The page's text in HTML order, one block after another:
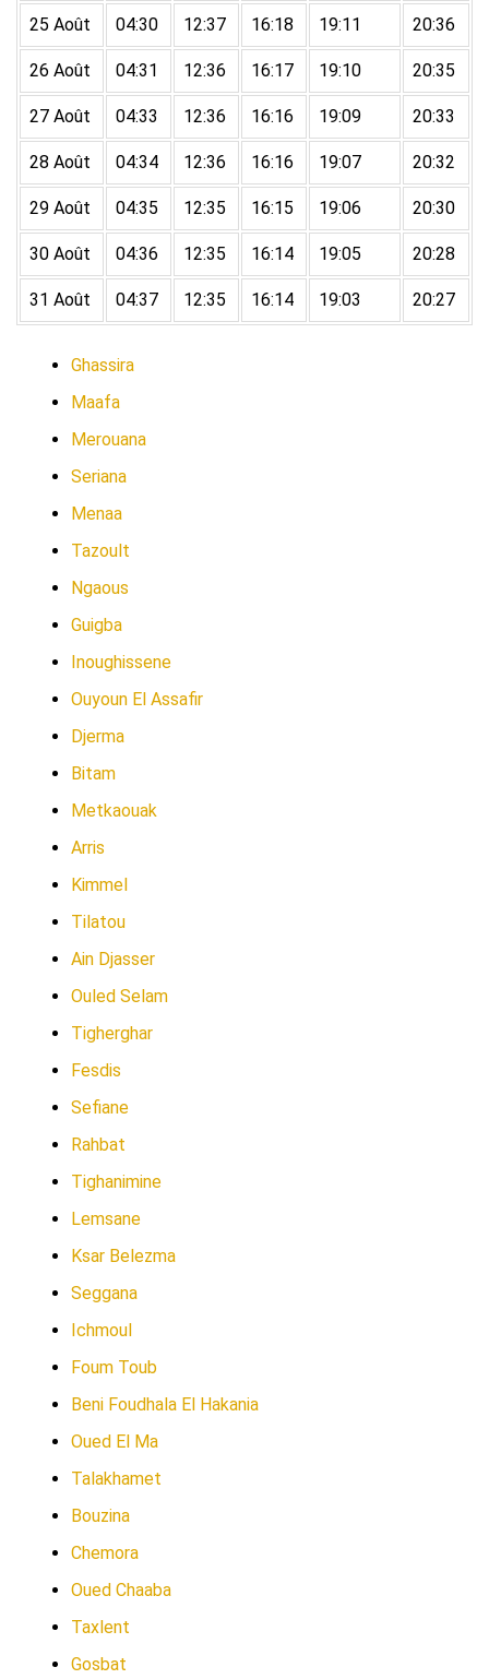
25 Août 04:30 12:37 16:18 19:11 20:36
26 Août 04:31 12:36 16:17 19:10 20:35
27 Août 04:33 12:36 16:16 19:09 20:33
28 Août 04:34 12:36 16:16 19:07 20:32
29 Août 04:35 12:35 16:15 19:06 20:30
30 Août 04:36 12:35 16:14 19:05 20:28
31 Août 04:37 12:35 16:14 19:03 20:27
Ghassira
Maafa
Merouana
Seriana
Menaa
Tazoult
Ngaous
Guigba
Inoughissene
Ouyoun El Assafir
Djerma
Bitam
Metkaouak
Arris
Kimmel
Tilatou
Ain Djasser
Ouled Selam
Tigherghar
Fesdis
Sefiane
Rahbat
Tighanimine
Lemsane
Ksar Belezma
Seggana
Ichmoul
Foum Toub
Beni Foudhala El Hakania
Oued El Ma
Talakhamet
Bouzina
Chemora
Oued Chaaba
Taxlent
Gosbat